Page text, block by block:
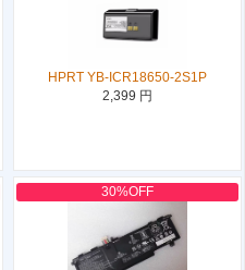
HPRT YB-ICR18650-2S1P
2,399 円
30%OFF